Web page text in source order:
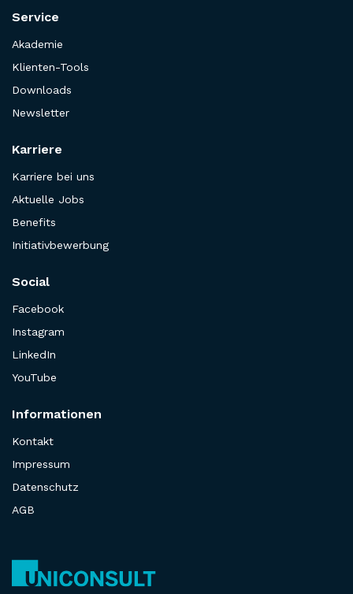
Service
Akademie
Klienten-Tools
Downloads
Newsletter
Karriere
Karriere bei uns
Aktuelle Jobs
Benefits
Initiativbewerbung
Social
Facebook
Instagram
LinkedIn
YouTube
Informationen
Kontakt
Impressum
Datenschutz
AGB